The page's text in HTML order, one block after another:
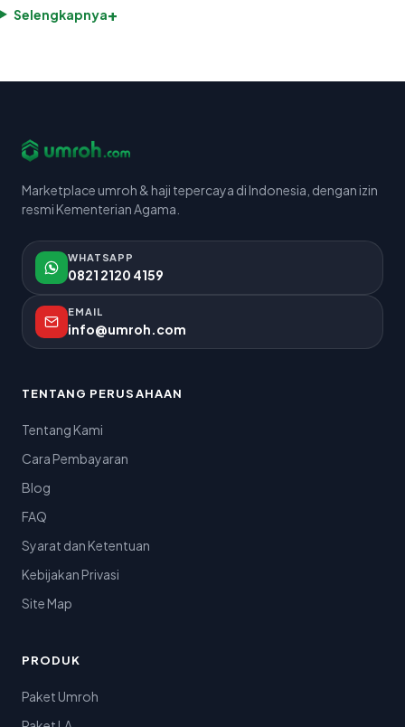
Selengkapnya+
Marketplace umroh & haji tepercaya di Indonesia, dengan izin
resmi Kementerian Agama.
WHATSAPP
0821 2120 4159
EMAIL
info@umroh.com
TENTANG PERUSAHAAN
Tentang Kami
Cara Pembayaran
Blog
FAQ
Syarat dan Ketentuan
Kebijakan Privasi
Site Map
PRODUK
Paket Umroh